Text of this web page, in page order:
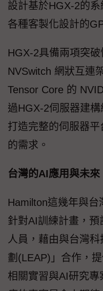
設計基於HGX-2的
各種客製化設計的
HGX-2具備兩項突
NVSwitch 網狀互連
Tensor Core 的
過HGX-2伺服器建
打造完整的伺服器
的需求。
台灣的AI應用與未來
Hamilton這幾年與台
針對AI訓練計畫，
人員，藉由與台灣
劃(LEAP)」合作，
相關實習與AI研究